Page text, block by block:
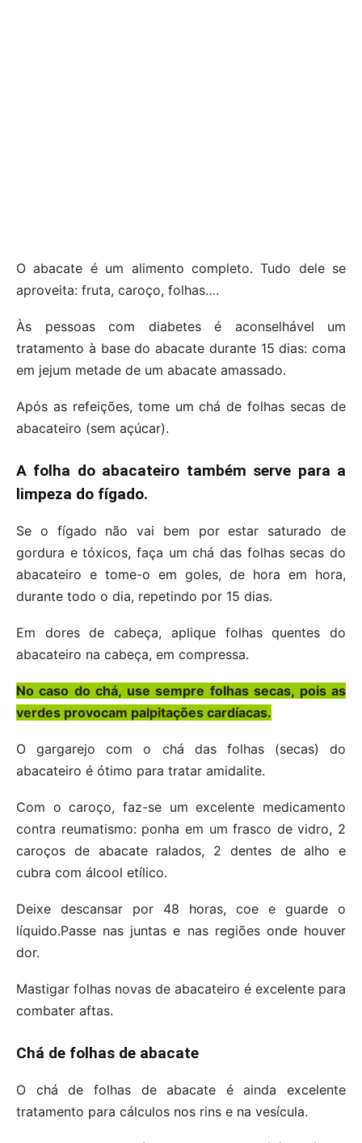
O abacate é um alimento completo. Tudo dele se
aproveita: fruta, caroço, folhas….
Às pessoas com diabetes é aconselhável um
tratamento à base do abacate durante 15 dias: coma
em jejum metade de um abacate amassado.
Após as refeições, tome um chá de folhas secas de
abacateiro (sem açúcar).
A folha do abacateiro também serve para a
limpeza do fígado.
Se o fígado não vai bem por estar saturado de
gordura e tóxicos, faça um chá das folhas secas do
abacateiro e tome-o em goles, de hora em hora,
durante todo o dia, repetindo por 15 dias.
Em dores de cabeça, aplique folhas quentes do
abacateiro na cabeça, em compressa.
No caso do chá, use sempre folhas secas, pois as
verdes provocam palpitações cardíacas.
O gargarejo com o chá das folhas (secas) do
abacateiro é ótimo para tratar amidalite.
Com o caroço, faz-se um excelente medicamento
contra reumatismo: ponha em um frasco de vidro, 2
caroços de abacate ralados, 2 dentes de alho e
cubra com álcool etílico.
Deixe descansar por 48 horas, coe e guarde o
líquido.Passe nas juntas e nas regiões onde houver
dor.
Mastigar folhas novas de abacateiro é excelente para
combater aftas.
Chá de folhas de abacate
O chá de folhas de abacate é ainda excelente
tratamento para cálculos nos rins e na vesícula.